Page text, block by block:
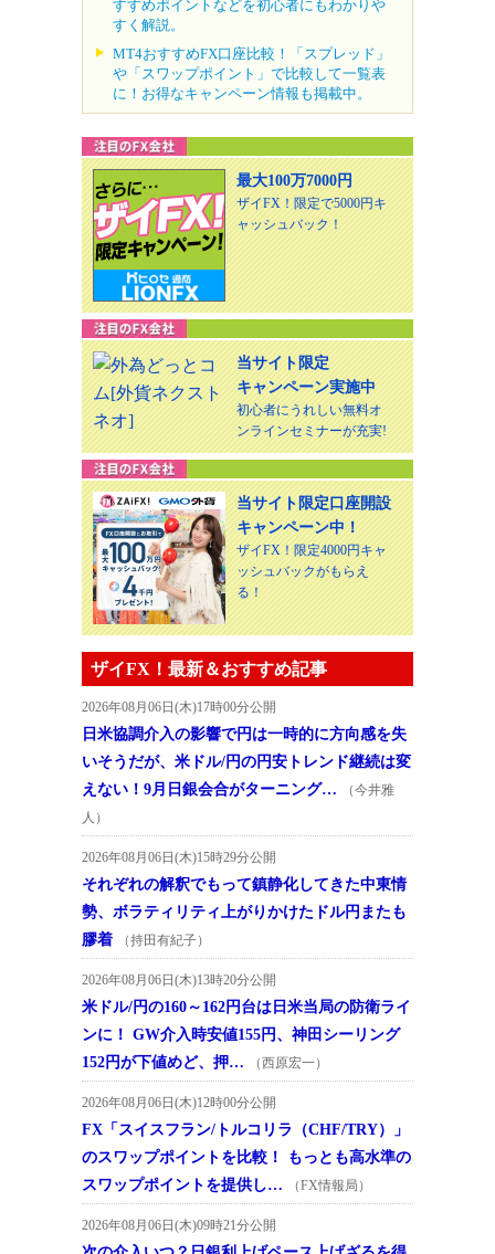
すすめポイントなどを初心者にもわかりや
すく解説。
MT4おすすめFX口座比較！「スプレッド」
や「スワップポイント」で比較して一覧表
に！お得なキャンペーン情報も掲載中。
最大100万7000円
ザイFX！限定で5000円キ
ャッシュバック！
当サイト限定
キャンペーン実施中
初心者にうれしい無料オ
ンラインセミナーが充実!
当サイト限定口座開設
キャンペーン中！
ザイFX！限定4000円キャ
ッシュバックがもらえ
る！
ザイFX！最新＆おすすめ記事
2026年08月06日(木)17時00分公開
日米協調介入の影響で円は一時的に方向感を失
いそうだが、米ドル/円の円安トレンド継続は変
えない！9月日銀会合がターニング…
（今井雅
人）
2026年08月06日(木)15時29分公開
それぞれの解釈でもって鎮静化してきた中東情
勢、ボラティリティ上がりかけたドル円またも
膠着
（持田有紀子）
2026年08月06日(木)13時20分公開
米ドル/円の160～162円台は日米当局の防衛ライ
ンに！ GW介入時安値155円、神田シーリング
152円が下値めど、押…
（西原宏一）
2026年08月06日(木)12時00分公開
FX「スイスフラン/トルコリラ（CHF/TRY）」
のスワップポイントを比較！ もっとも高水準の
スワップポイントを提供し…
（FX情報局）
2026年08月06日(木)09時21分公開